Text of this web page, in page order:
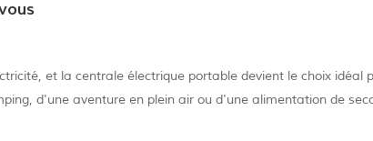
et la centrale électrique portable devient le choix idéal
d'une aventure en plein air ou d'une alimentation de